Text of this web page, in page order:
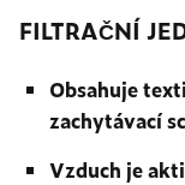
FILTRAČNÍ
Obsahuje
zachytávací
Vzduch je